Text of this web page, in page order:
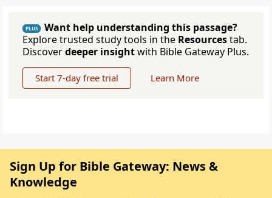
PLUS
Want help understanding this passage?
Explore trusted study tools in the Resourcestab.
Discoverdeeper insightwith Bible Gateway Plus.
Start 7-day free trial Learn More
Sign Up for Bible Gateway: News &
Knowledge